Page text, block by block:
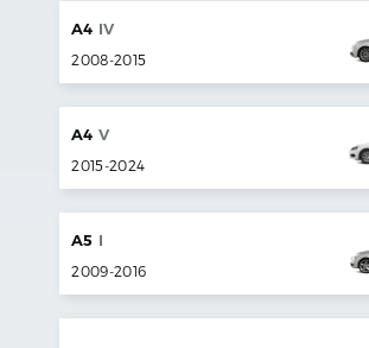
A4 IV
2008-2015
A4 V
2015-2024
A5 I
2009-2016